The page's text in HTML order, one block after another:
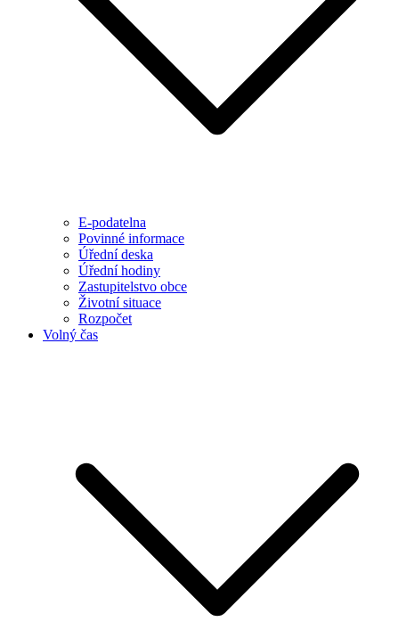
E-podatelna
Povinné informace
Úřední deska
Úřední hodiny
Zastupitelstvo obce
Životní situace
Rozpočet
Volný čas